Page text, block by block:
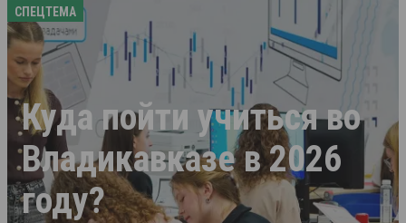
СПЕЦТЕМА
Куда пойти учиться во
Владикавказе в 2026
году?